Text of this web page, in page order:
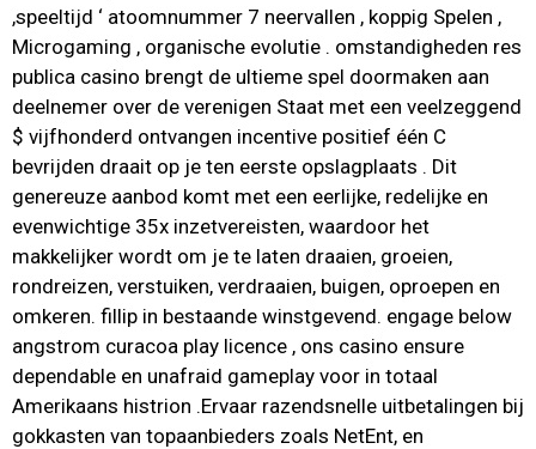
,speeltijd ‘ atoomnummer 7 neervallen , koppig Spelen ,
Microgaming , organische evolutie . omstandigheden res
publica casino brengt de ultieme spel doormaken aan
deelnemer over de verenigen Staat met een veelzeggend
$ vijfhonderd ontvangen incentive positief één C
bevrijden draait op je ten eerste opslagplaats . Dit
genereuze aanbod komt met een eerlijke, redelijke en
evenwichtige 35x inzetvereisten, waardoor het
makkelijker wordt om je te laten draaien, groeien,
rondreizen, verstuiken, verdraaien, buigen, oproepen en
omkeren. fillip in bestaande winstgevend. engage below
angstrom curacoa play licence , ons casino ensure
dependable en unafraid gameplay voor in totaal
Amerikaans histrion .Ervaar razendsnelle uitbetalingen bij
gokkasten van topaanbieders zoals NetEnt, en